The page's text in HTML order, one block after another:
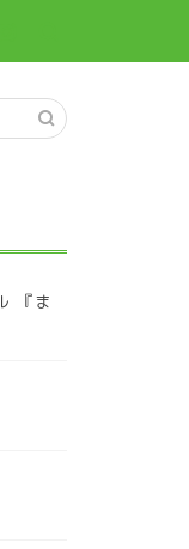
『ま